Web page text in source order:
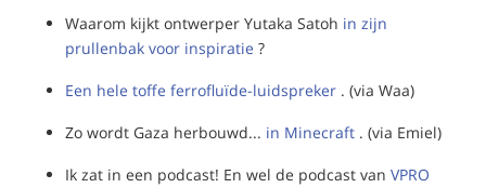
Waarom kijkt ontwerper Yutaka Satoh in zijn
prullenbak voor inspiratie ?
Een hele toffe ferrofluïde-luidspreker . (via Waa)
Zo wordt Gaza herbouwd... in Minecraft . (via Emiel)
Ik zat in een podcast! En wel de podcast van VPRO